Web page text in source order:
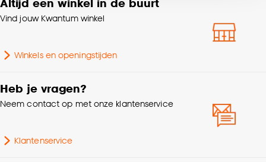
voor kiezen om bepaalde cookies wel of niet te
accepteren door op ‘Cookies aanpassen’ te
Goed om te weten is dat je deze keuze altijd nog
cookieverklaring
Geschikt voor binnen
Binnen en buiten
Dessin
Vind jouw Kwantum winkel
Winkels en openingstijden
Heb je vragen?
Neem contact op met onze klantenservice
Klantenservice